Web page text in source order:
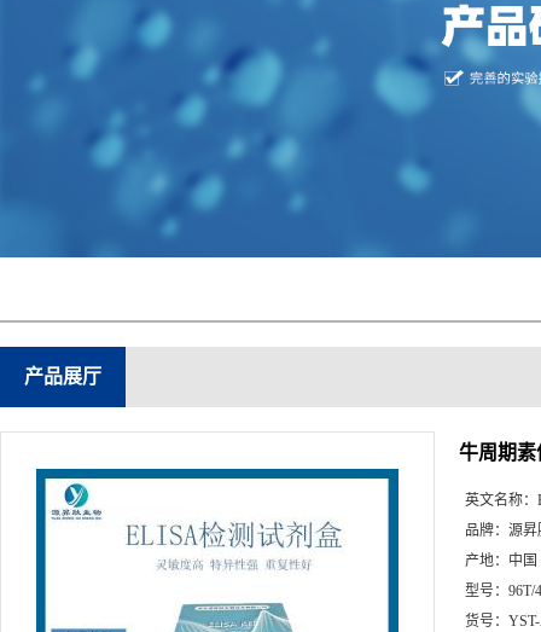
产品展厅
牛周期素
英文名称：
品牌： 源昇
产地： 中国
型号： 96T/
货号：